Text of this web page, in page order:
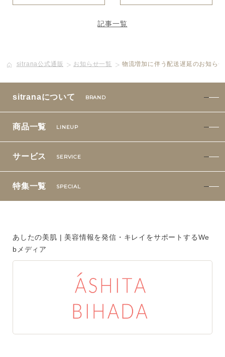
ギフトラッピングサービス
特集一覧 SPECIAL
はじめての方へ
ご使用方法・ステップ
0120-557-020
記事一覧
sitrana公式通販 お知らせ一覧 物流増加に伴う配送遅延のお知ら
sitranaについて BRAND
商品一覧 LINEUP
サービス SERVICE
特集一覧 SPECIAL
あしたの美肌 | 美容情報を発信・キレイをサポートするWe
bメディア